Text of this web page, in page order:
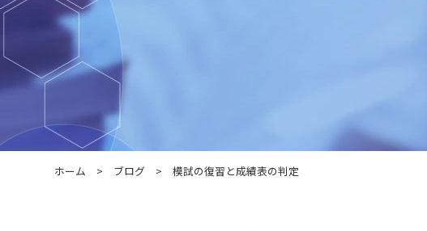
ホーム > ブログ > 模試の復習と成績表の判定